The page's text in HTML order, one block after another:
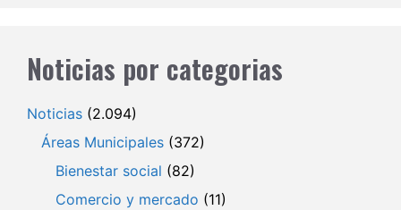
Noticias por categorias
Noticias (2.094)
Áreas Municipales (372)
Bienestar social (82)
Comercio y mercado (11)